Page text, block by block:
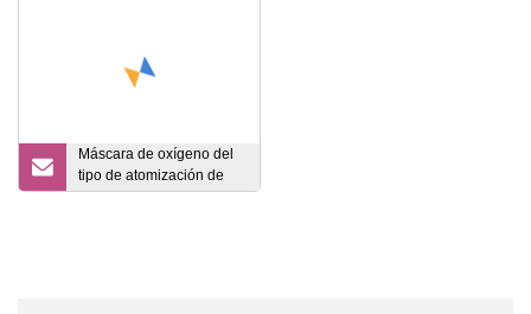
Máscara de oxígeno del
tipo de atomización de
mordedura del fabricante